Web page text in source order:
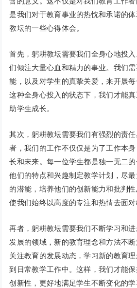
是我们对于教育事业的热忱和承诺的
教坛的一些心得体会。
首先，躬耕教坛需要我们全身心地投
们倾注大量心血和精力的事业。我们
能，以及对学生的真挚关爱，来开展
这种全身心投入的状态下，我们才能
助学生成长。
其次，躬耕教坛需要我们有强烈的责
者，我们的工作不仅仅是为了工作本
长和未来。每一位学生都是独一无二
他们的特点和兴趣制定教学计划，尽
的潜能，培养他们的创新能力和批判
使我们始终以高度的专注和热情去面对
再者，躬耕教坛需要我们不断学习和
发展的领域，新的教育理念和方法不
关注教育的发展动态，学习新的教育
到日常教学工作中。这样，我们才能
创新性，更好地满足学生不断变化的学